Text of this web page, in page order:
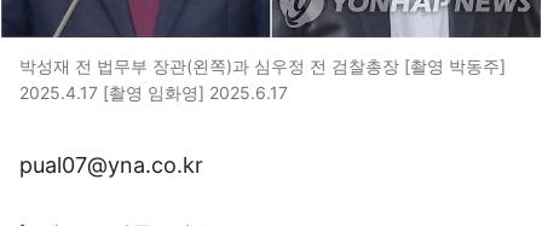
박성재 전 법무부 장관(왼쪽)과 심우정 전 검찰총장 [촬영 박동주]
2025.4.17 [촬영 임화영] 2025.6.17
pual07@yna.co.kr